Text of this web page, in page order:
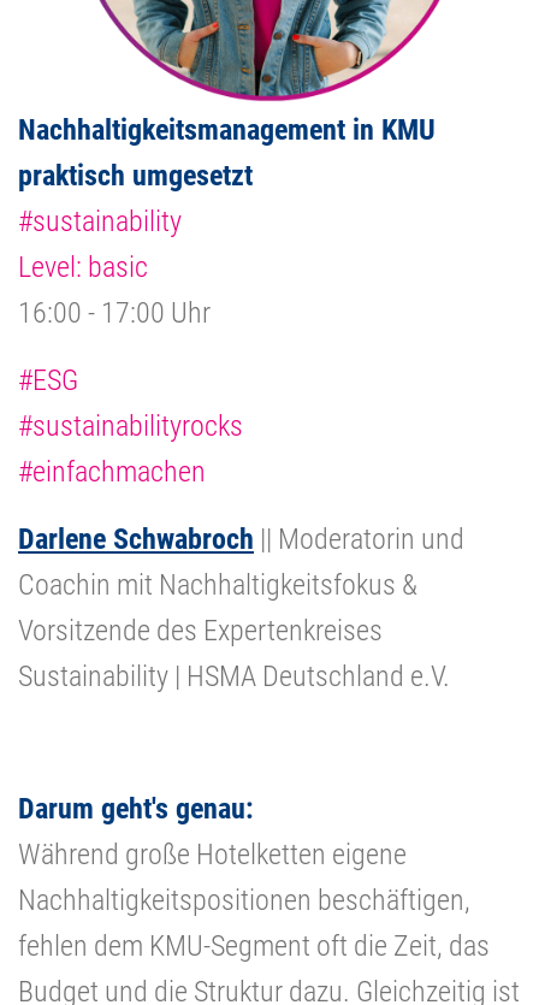
Nachhaltigkeitsmanagement in KMU
praktisch umgesetzt
#sustainability
Level: basic
16:00 - 17:00 Uhr
#ESG
#sustainabilityrocks
#einfachmachen
Darlene Schwabroch || Moderatorin und
Coachin mit Nachhaltigkeitsfokus &
Vorsitzende des Expertenkreises
Sustainability | HSMA Deutschland e.V.
Darum geht's genau:
Während große Hotelketten eigene
Nachhaltigkeitspositionen beschäftigen,
fehlen dem KMU-Segment oft die Zeit, das
Budget und die Struktur dazu. Gleichzeitig ist